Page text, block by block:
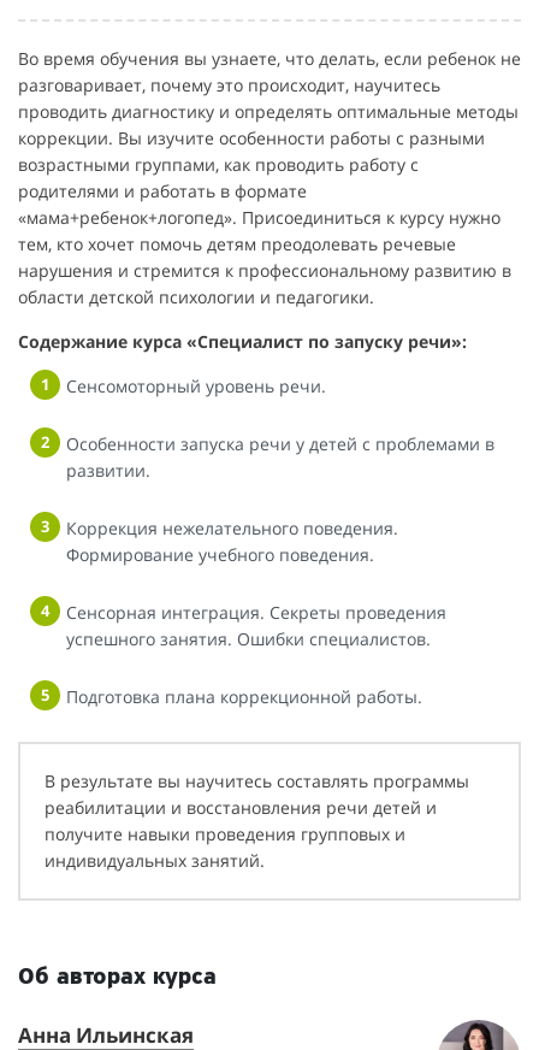
Во время обучения вы узнаете, что делать, если ребенок не
разговаривает, почему это происходит, научитесь
проводить диагностику и определять оптимальные методы
коррекции. Вы изучите особенности работы с разными
возрастными группами, как проводить работу с
родителями и работать в формате
«мама+ребенок+логопед». Присоединиться к курсу нужно
тем, кто хочет помочь детям преодолевать речевые
нарушения и стремится к профессиональному развитию в
области детской психологии и педагогики.
Содержание курса «Специалист по запуску речи»:
Сенсомоторный уровень речи.
Особенности запуска речи у детей с проблемами в
развитии.
Коррекция нежелательного поведения.
Формирование учебного поведения.
Сенсорная интеграция. Секреты проведения
успешного занятия. Ошибки специалистов.
Подготовка плана коррекционной работы.
В результате вы научитесь составлять программы
реабилитации и восстановления речи детей и
получите навыки проведения групповых и
индивидуальных занятий.
Об авторах курса
Анна Ильинская